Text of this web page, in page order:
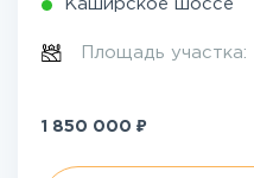
Каширское шоссе
Площадь участка:
1 850 000 ₽